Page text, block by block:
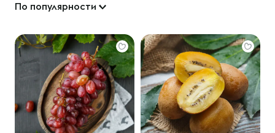
По популярности